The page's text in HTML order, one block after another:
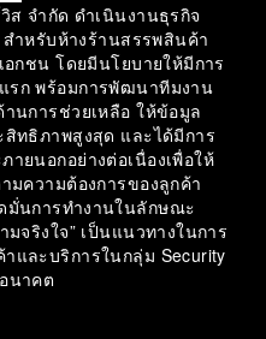
ส จำกัด ดำเนินงานธุรกิจ
สำหรับห้างร้านสรรพสินค้า
อกชน โดยมีนโยบายให้มีการ
ก พร้อมการพัฒนาทีมงาน
นการช่วยเหลือ ให้ข้อมูล
ทธิภาพสูงสุด และได้มีการ
ยนอกอย่างต่อเนื่องเพื่อให้
มความต้องการของลูกค้า
นการทำงานในลักษณะ
จริงใจ” เป็นแนวทางในการ
และบริการในกลุ่ม Security
นาคต